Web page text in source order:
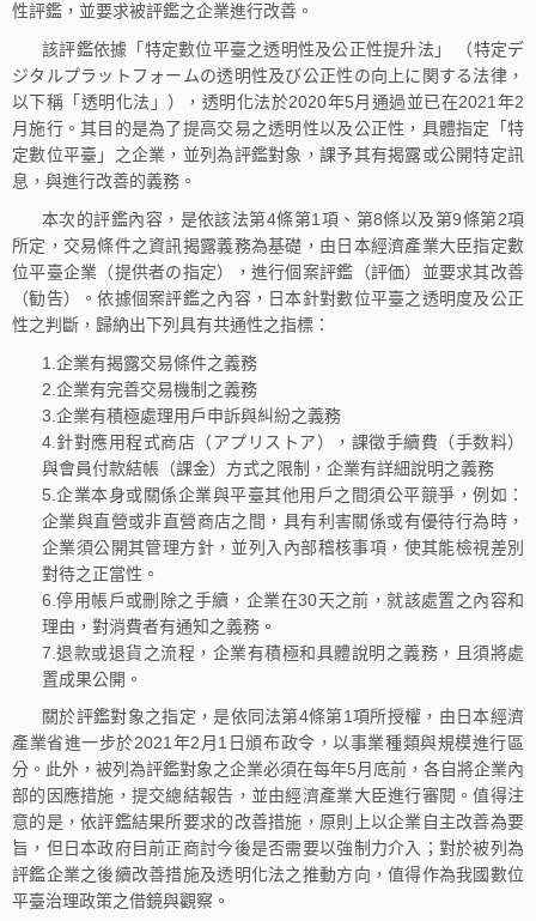
性評鑑，並要求被評鑑之企業進行改善。
該評鑑依據「特定數位平臺之透明性及公正性提升法」 （特定デ
ジタルプラットフォームの透明性及び公正性の向上に関する法律，
以下稱「透明化法」），透明化法於2020年5月通過並已在2021年2
月施行。其目的是為了提高交易之透明性以及公正性，具體指定「特
定數位平臺」之企業，並列為評鑑對象，課予其有揭露或公開特定訊
息，與進行改善的義務。
本次的評鑑內容，是依該法第4條第1項、第8條以及第9條第2項
所定，交易條件之資訊揭露義務為基礎，由日本經濟產業大臣指定數
位平臺企業（提供者の指定），進行個案評鑑（評価）並要求其改善
（勧告）。依據個案評鑑之內容，日本針對數位平臺之透明度及公正
性之判斷，歸納出下列具有共通性之指標：
1.企業有揭露交易條件之義務
2.企業有完善交易機制之義務
3.企業有積極處理用戶申訴與糾紛之義務
4.針對應用程式商店（アプリストア），課徵手續費（手数料）
與會員付款結帳（課金）方式之限制，企業有詳細說明之義務
5.企業本身或關係企業與平臺其他用戶之間須公平競爭，例如：
企業與直營或非直營商店之間，具有利害關係或有優待行為時，
企業須公開其管理方針，並列入內部稽核事項，使其能檢視差別
對待之正當性。
6.停用帳戶或刪除之手續，企業在30天之前，就該處置之內容和
理由，對消費者有通知之義務。
7.退款或退貨之流程，企業有積極和具體說明之義務，且須將處
置成果公開。
關於評鑑對象之指定，是依同法第4條第1項所授權，由日本經濟
產業省進一步於2021年2月1日頒布政令，以事業種類與規模進行區
分。此外，被列為評鑑對象之企業必須在每年5月底前，各自將企業內
部的因應措施，提交總結報告，並由經濟產業大臣進行審閱。值得注
意的是，依評鑑結果所要求的改善措施，原則上以企業自主改善為要
旨，但日本政府目前正商討今後是否需要以強制力介入；對於被列為
評鑑企業之後續改善措施及透明化法之推動方向，值得作為我國數位
平臺治理政策之借鏡與觀察。